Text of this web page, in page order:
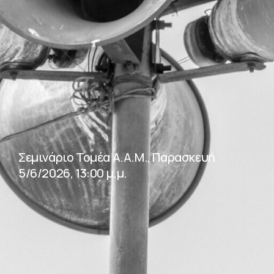
Σεμινάριο Τομέα Α.Α.Μ., Παρασκευή
5/6/2026, 13:00 μ.μ.